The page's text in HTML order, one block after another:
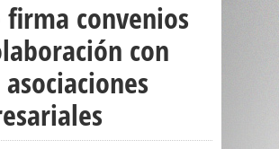
firma convenios
con